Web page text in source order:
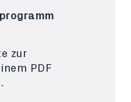
zur
PDF